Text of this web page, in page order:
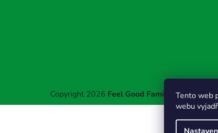
Tento web
webu
Copyright 2026 Feel Good Family . Všechna